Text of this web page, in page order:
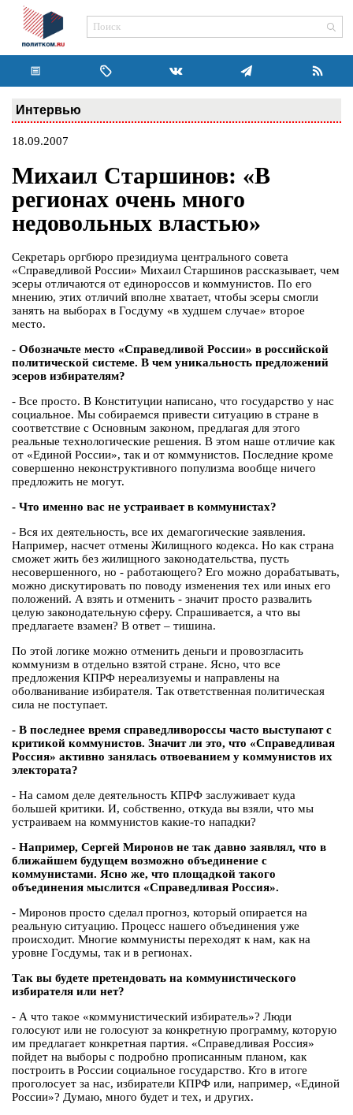
Интервью
18.09.2007
Михаил Старшинов: «В
регионах очень много
недовольных властью»
Секретарь оргбюро президиума центрального совета
«Справедливой России» Михаил Старшинов рассказывает, чем
эсеры отличаются от единороссов и коммунистов. По его
мнению, этих отличий вполне хватает, чтобы эсеры смогли
занять на выборах в Госдуму «в худшем случае» второе
место.
- Обозначьте место «Справедливой России» в российской
политической системе. В чем уникальность предложений
эсеров избирателям?
- Все просто. В Конституции написано, что государство у нас
социальное. Мы собираемся привести ситуацию в стране в
соответствие с Основным законом, предлагая для этого
реальные технологические решения. В этом наше отличие как
от «Единой России», так и от коммунистов. Последние кроме
совершенно неконструктивного популизма вообще ничего
предложить не могут.
- Что именно вас не устраивает в коммунистах?
- Вся их деятельность, все их демагогические заявления.
Например, насчет отмены Жилищного кодекса. Но как страна
сможет жить без жилищного законодательства, пусть
несовершенного, но - работающего? Его можно дорабатывать,
можно дискутировать по поводу изменения тех или иных его
положений. А взять и отменить - значит просто развалить
целую законодательную сферу. Спрашивается, а что вы
предлагаете взамен? В ответ – тишина.
По этой логике можно отменить деньги и провозгласить
коммунизм в отдельно взятой стране. Ясно, что все
предложения КПРФ нереализуемы и направлены на
оболванивание избирателя. Так ответственная политическая
сила не поступает.
- В последнее время справедливороссы часто выступают с
критикой коммунистов. Значит ли это, что «Справедливая
Россия» активно занялась отвоеванием у коммунистов их
электората?
- На самом деле деятельность КПРФ заслуживает куда
большей критики. И, собственно, откуда вы взяли, что мы
устраиваем на коммунистов какие-то нападки?
- Например, Сергей Миронов не так давно заявлял, что в
ближайшем будущем возможно объединение с
коммунистами. Ясно же, что площадкой такого
объединения мыслится «Справедливая Россия».
- Миронов просто сделал прогноз, который опирается на
реальную ситуацию. Процесс нашего объединения уже
происходит. Многие коммунисты переходят к нам, как на
уровне Госдумы, так и в регионах.
Так вы будете претендовать на коммунистического
избирателя или нет?
- А что такое «коммунистический избиратель»? Люди
голосуют или не голосуют за конкретную программу, которую
им предлагает конкретная партия. «Справедливая Россия»
пойдет на выборы с подробно прописанным планом, как
построить в России социальное государство. Кто в итоге
проголосует за нас, избиратели КПРФ или, например, «Единой
России»? Думаю, много будет и тех, и других.